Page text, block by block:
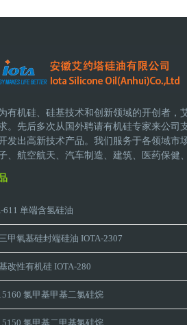
有机硅、硅基技术和创新领域的开创者，
。先后多次从国外聘请有机硅专家来公司
发出高新技术产品。 我们服务于各领域市
、航空航天、汽车制造、建筑、医药保健
611 单端含氢硅油
甲氧基硅封端硅油 IOTA-2307
改性有机硅 IOTA-280
5160 氯甲基甲基二氯硅烷
5150 氯甲基二甲基氯硅烷